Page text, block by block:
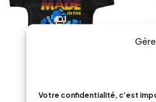
Votre confidentialité, c’est